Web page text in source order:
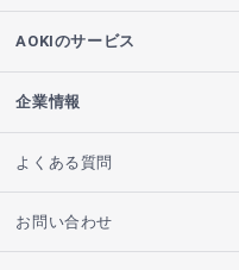
AOKIのサービス
企業情報
よくある質問
お問い合わせ